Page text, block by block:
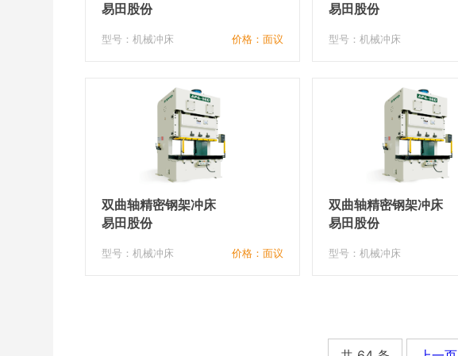
床
易田股份
型号：机械冲床 价格：面议
易田股份
型号：机械冲床
双曲轴精密钢架冲床
易田股份
型号：机械冲床 价格：面议
双曲轴精密钢架冲床
易田股份
型号：机械冲床